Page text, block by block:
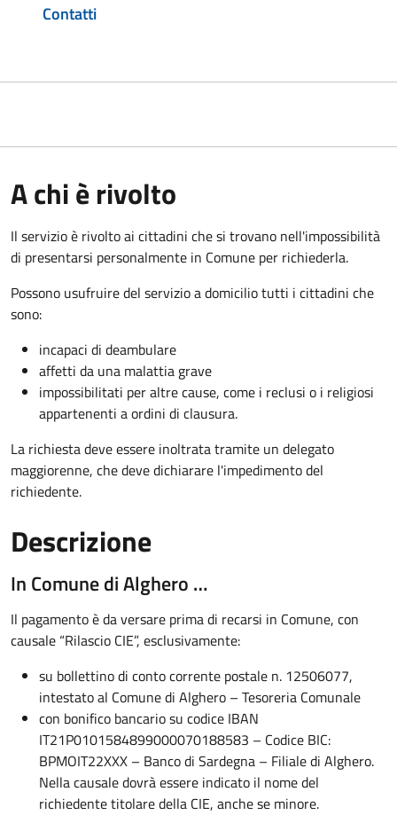
Contatti
A chi è rivolto
Il servizio è rivolto ai cittadini che si trovano nell'impossibilità
di presentarsi personalmente in Comune per richiederla.
Possono usufruire del servizio a domicilio tutti i cittadini che
sono:
incapaci di deambulare
affetti da una malattia grave
impossibilitati per altre cause, come i reclusi o i religiosi
appartenenti a ordini di clausura.
La richiesta deve essere inoltrata tramite un delegato
maggiorenne, che deve dichiarare l'impedimento del
richiedente.
Descrizione
In Comune di Alghero …
Il pagamento è da versare prima di recarsi in Comune, con
causale “Rilascio CIE”, esclusivamente:
su bollettino di conto corrente postale n. 12506077,
intestato al Comune di Alghero – Tesoreria Comunale
con bonifico bancario su codice IBAN
IT21P0101584899000070188583 – Codice BIC:
BPMOIT22XXX – Banco di Sardegna – Filiale di Alghero.
Nella causale dovrà essere indicato il nome del
richiedente titolare della CIE, anche se minore.